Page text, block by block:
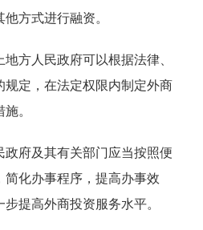
方式进行融资。
方人民政府可以根据法律、
规定，在法定权限内制定外商
。
府及其有关部门应当按照便
化办事程序，提高办事效
提高外商投资服务水平。